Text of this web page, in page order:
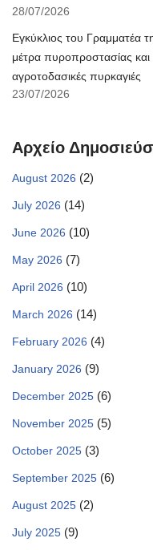
28/07/2026
Εγκύκλιος του Γραμματέα
μέτρα πυροπροστασίας και
αγροτοδασικές πυρκαγιές
23/07/2026
Αρχείο
August 2026 (2)
July 2026 (14)
June 2026 (10)
May 2026 (7)
April 2026 (10)
March 2026 (14)
February 2026 (4)
January 2026 (9)
December 2025 (6)
November 2025 (5)
October 2025 (3)
September 2025 (6)
August 2025 (2)
July 2025 (9)